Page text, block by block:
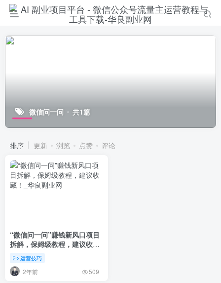
微信问一问 共1篇
排序 更新 浏览 点赞 评论
“微信问一问”赚钱新风口项目
拆解，保姆级教程，建议收
藏！运营技巧
2年前 509
登录
没有账号？立即注册